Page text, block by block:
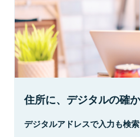
住所に、デジタルの確か
デジタルアドレスで入力も検索